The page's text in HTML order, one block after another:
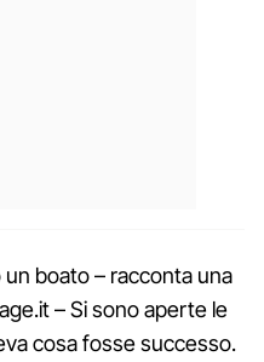
boato – racconta una
– Si sono aperte le
cosa fosse successo.